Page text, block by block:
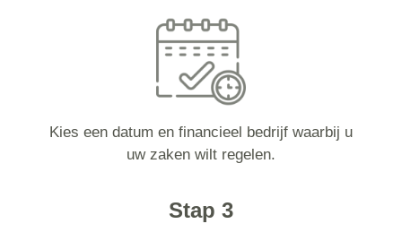
Kies een datum en financieel bedrijf waarbij u
uw zaken wilt regelen.
Stap 3